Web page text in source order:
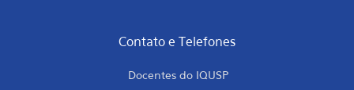
Contato e Telefones
Docentes do IQUSP